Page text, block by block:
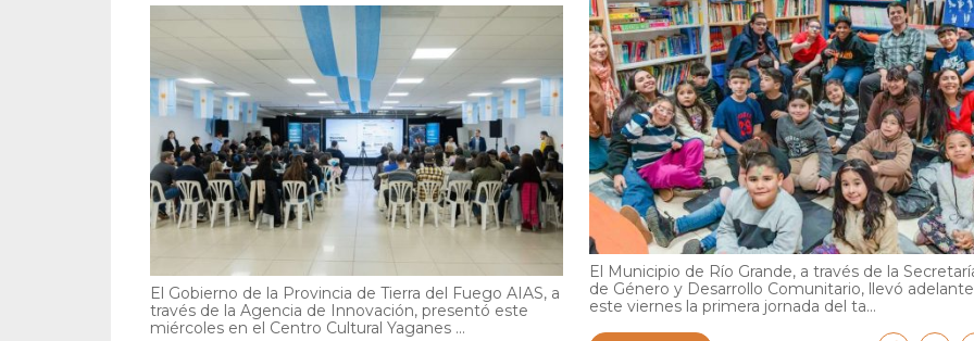
El Gobierno de la Provincia de Tierra del Fuego AIAS, a
través de la Agencia de Innovación, presentó este
miércoles en el Centro Cultural Yaganes ...
El Municipio de Río Grande, a través de la
de Género y Desarrollo Comunitario, llevó adelante
este viernes la primera jornada del ta...